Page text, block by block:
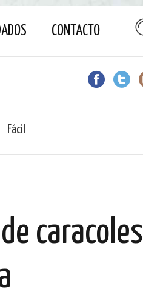
CONTACTO
Fácil
caracoles